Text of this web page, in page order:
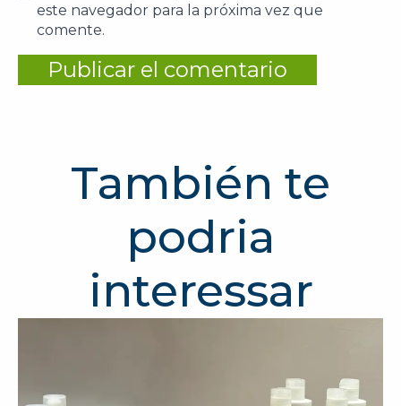
este navegador para la próxima vez que
comente.
También te
podria
interessar